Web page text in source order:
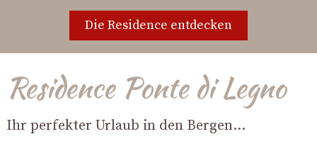
Die Residence entdecken
Residence Ponte di Legno
Ihr perfekter Urlaub in den Bergen...